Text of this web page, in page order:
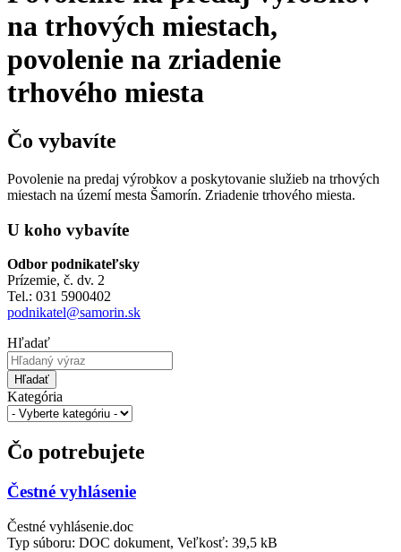
na trhových miestach,
povolenie na zriadenie
trhového miesta
Čo vybavíte
Povolenie na predaj výrobkov a poskytovanie služieb na trhových
miestach na území mesta Šamorín. Zriadenie trhového miesta.
U koho vybavíte
Odbor podnikateľsky
Prízemie, č. dv. 2
Tel.: 031 5900402
podnikatel@samorin.sk
Hľadať
Hľadať
Kategória
Čo potrebujete
Čestné vyhlásenie
Čestné vyhlásenie.doc
Typ súboru: DOC dokument, Veľkosť: 39,5 kB